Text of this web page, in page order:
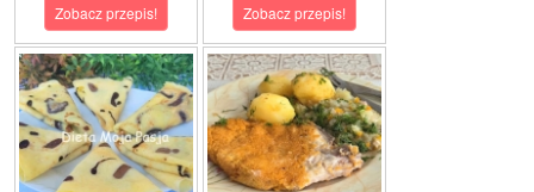
Zobacz przepis! Zobacz przepis!